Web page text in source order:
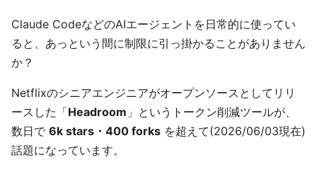
Claude CodeなどのAIエージェントを日常的に使ってい
ると、あっという間に制限に引っ掛かることがありません
か？
Netflixのシニアエンジニアがオープンソースとしてリリ
ースした「Headroom 」というトークン削減ツールが、
数日で 6k stars・400 forks を超えて(2026/06/03現在)
話題になっています。